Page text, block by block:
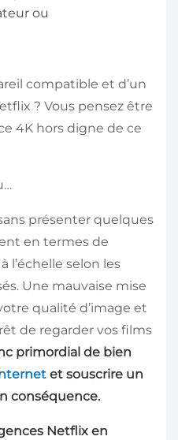
ou
compatible et d’un
? Vous pensez être
4K hors digne de ce
présenter quelques
en termes de
l’échelle selon les
Une mauvaise mise
qualité d’image et
de regarder vos films
primordial de bien
et souscrire un
conséquence.
Netflix en